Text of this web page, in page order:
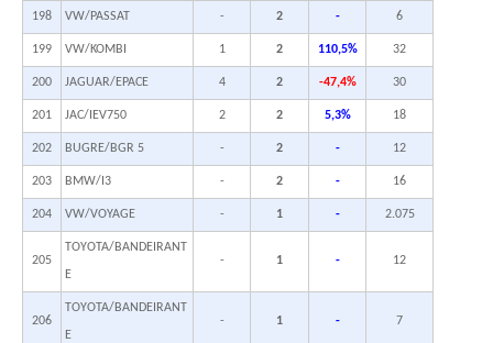
198 VW/PASSAT - 2 - 6
199 VW/KOMBI 1 2 110,5% 32
200 JAGUAR/EPACE 4 2 -47,4% 30
201 JAC/IEV750 2 2 5,3% 18
202 BUGRE/BGR 5 - 2 - 12
203 BMW/I3 - 2 - 16
204 VW/VOYAGE - 1 - 2.075
205
TOYOTA/BANDEIRANT
E
- 1 - 12
206
TOYOTA/BANDEIRANT
E
- 1 - 7